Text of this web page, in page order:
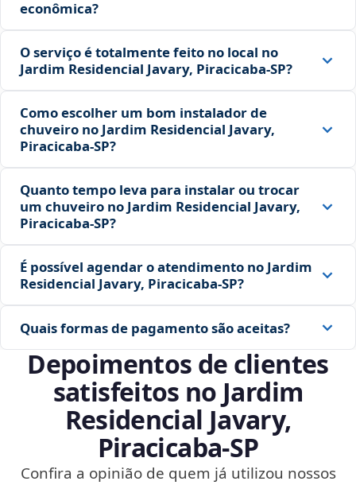
econômica?
O serviço é totalmente feito no local no
Jardim Residencial Javary, Piracicaba‑SP?
Como escolher um bom instalador de
chuveiro no Jardim Residencial Javary,
Piracicaba‑SP?
Quanto tempo leva para instalar ou trocar
um chuveiro no Jardim Residencial Javary,
Piracicaba‑SP?
É possível agendar o atendimento no Jardim
Residencial Javary, Piracicaba‑SP?
Quais formas de pagamento são aceitas?
Depoimentos de clientes
satisfeitos no Jardim
Residencial Javary,
Piracicaba‑SP
Confira a opinião de quem já utilizou nossos